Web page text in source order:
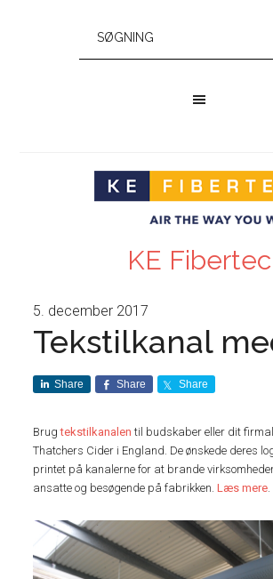
KE Fibertec
5. december 2017
Tekstilkanal
Share Share Share
Brugtekstilkanalen til budskaber eller dit
Thatchers Cider i England. De ønskede deres
printet på kanalerne for at brande
ansatte og besøgende på fabrikken.Læs mere.